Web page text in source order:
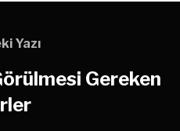
Yazı
Gereken